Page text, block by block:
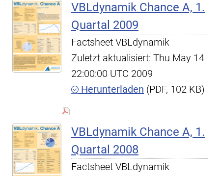
VBLdynamik Chance A, 1.
Quartal 2009
Factsheet VBLdynamik
Zuletzt aktualisiert: Thu May 14
22:00:00 UTC 2009
Herunterladen (PDF, 102 KB)
VBLdynamik Chance A, 1.
Quartal 2008
Factsheet VBLdynamik